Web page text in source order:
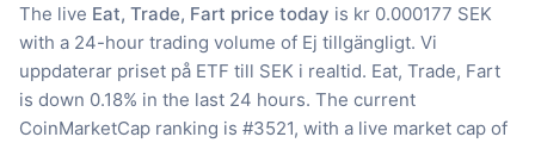
The live Eat, Trade, Fart price today is kr 0.000177 SEK
with a 24-hour trading volume of Ej tillgängligt. Vi
uppdaterar priset på ETF till SEK i realtid. Eat, Trade, Fart
is down 0.18% in the last 24 hours. The current
CoinMarketCap ranking is #3521, with a live market cap of